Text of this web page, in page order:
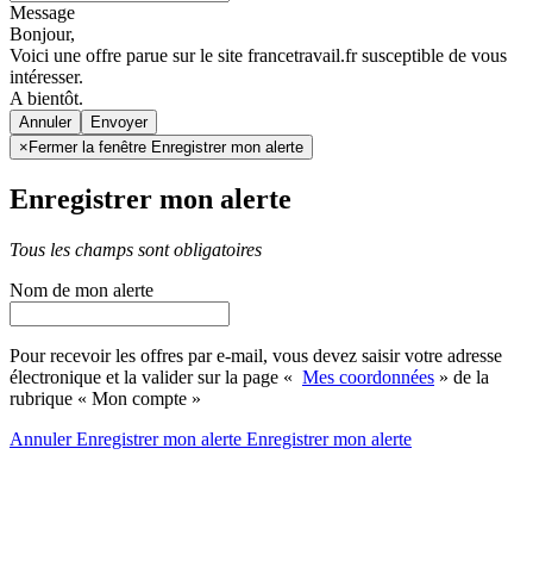
Message
Bonjour,
Voici une offre parue sur le site francetravail.fr susceptible de vous
intéresser.
A bientôt.
Annuler
× Fermer la fenêtre Enregistrer mon alerte
Enregistrer mon alerte
Tous les champs sont obligatoires
Nom de mon alerte
Pour recevoir les offres par e-mail, vous devez saisir votre adresse
électronique et la valider sur la page « Mes coordonnées » de la
rubrique « Mon compte »
AnnulerEnregistrer mon alerte Enregistrermon alerte